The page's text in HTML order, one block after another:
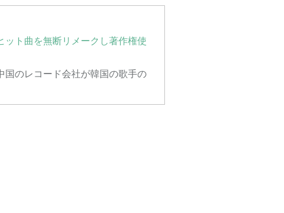
ト曲を無断リメークし著作権使
国のレコード会社が韓国の歌手の